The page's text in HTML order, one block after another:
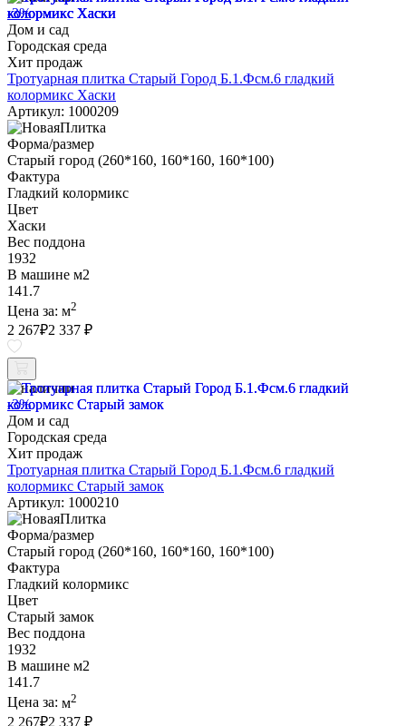
-3%
Дом и сад
Городская среда
Хит продаж
Тротуарная плитка Старый Город Б.1.Фсм.6 гладкий
колормикс Хаски
Артикул: 1000209
Форма/размер
Старый город (260*160, 160*160, 160*100)
Фактура
Гладкий колормикс
Цвет
Хаски
Вес поддона
1932
В машине м2
141.7
Цена за: м2
2 267₽2 337 ₽
В наличии
-3%
Дом и сад
Городская среда
Хит продаж
Тротуарная плитка Старый Город Б.1.Фсм.6 гладкий
колормикс Старый замок
Артикул: 1000210
Форма/размер
Старый город (260*160, 160*160, 160*100)
Фактура
Гладкий колормикс
Цвет
Старый замок
Вес поддона
1932
В машине м2
141.7
Цена за: м2
2 267₽2 337 ₽